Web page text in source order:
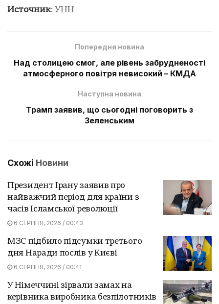
Источник: УНН
Попередня новина
Над столицею смог, але рівень забрудненості
атмосферного повітря невисокий – КМДА
Наступна новина
Трамп заявив, що сьогодні поговорить з
Зеленським
Схожі Новини
Президент Ірану заявив про
найважчий період для країни з
часів Ісламської революції
6 СЕРПНЯ, 2026 / 00:43
МЗС підбило підсумки третього
дня Наради послів у Києві
6 СЕРПНЯ, 2026 / 00:41
У Німеччині зірвали замах на
керівника виробника безпілотників